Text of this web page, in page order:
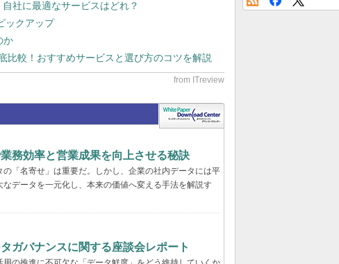
社に最適なサービスはどれ？
ックアップ
か
比較！おすすめサービスと選び方のコツを解説
務効率と営業成果を向上させる秘訣
「名寄せ」は重要だ。しかし、企業の社内データには平
データを一元化し、本来の価値へ変える手法を解説す
ガバナンスに関する座談会レポート